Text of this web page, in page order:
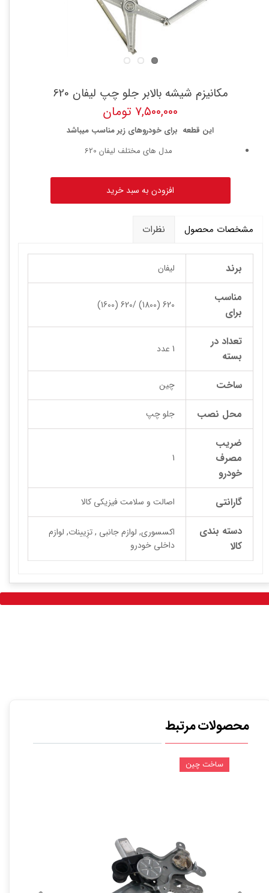
مکانیزم شیشه بالابر جلو چپ لیفان 620
۷,۵۰۰,۰۰۰ تومان
این قطعه برای خودروهای زیر مناسب میباشد
مدل های مختلف لیفان 620
افزودن به سبد خرید
مشخصات محصول نظرات
برند لیفان
مناسب
برای
620 (1800) /620 (1600)
تعداد در
بسته
1 عدد
ساخت چین
محل نصب جلو چپ
ضریب
مصرف
خودرو
1
گارانتی اصالت و سلامت فیزیکی کالا
دسته بندی
کالا
اکسسوری, لوازم جانبی , تزِیینات, لوازم
داخلی خودرو
محصولات مرتبط
ساخت چین